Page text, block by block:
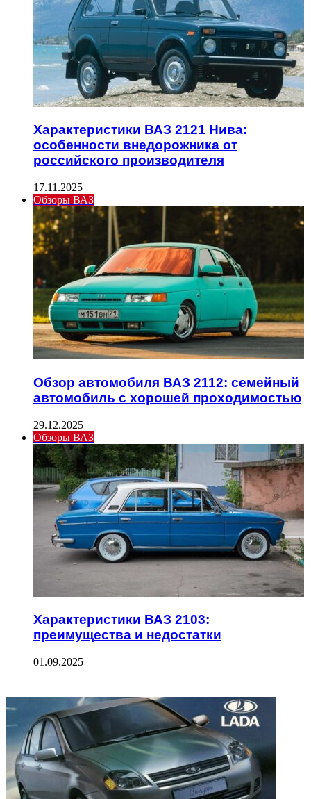
Характеристики ВАЗ 2121 Нива:
особенности внедорожника от
российского производителя
17.11.2025
Обзоры ВАЗ
Обзор автомобиля ВАЗ 2112: семейный
автомобиль с хорошей проходимостью
29.12.2025
Обзоры ВАЗ
Характеристики ВАЗ 2103:
преимущества и недостатки
01.09.2025